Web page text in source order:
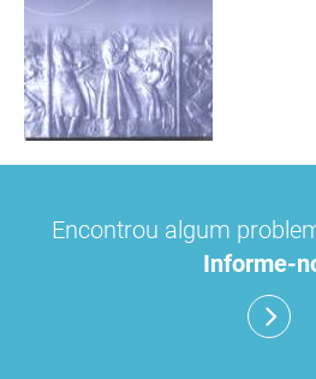
Encontrou algum
Informe-